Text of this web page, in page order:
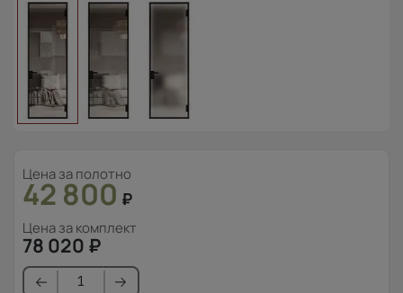
Цена за полотно
42 800 ₽
Цена за комплект
78 020 ₽